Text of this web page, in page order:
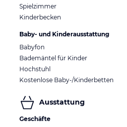
Spielzimmer
Kinderbecken
Baby- und Kinderausstattung
Babyfon
Bademäntel für Kinder
Hochstuhl
Kostenlose Baby-/Kinderbetten
Ausstattung
Geschäfte